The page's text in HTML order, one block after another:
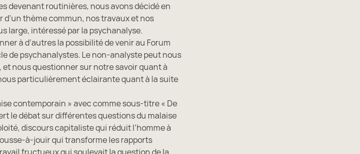
devenant routinières, nous avons décidé en
thème commun, nos travaux et nos
large, intéressé par la psychanalyse.
à d’autres la possibilité de venir au Forum
de psychanalystes. Le non-analyste peut nous
et nous questionner sur notre savoir quant à
particulièrement éclairante quant à la suite
contemporain » avec comme sous-titre « De
le débat sur différentes questions du malaise
discours capitaliste qui réduit l’homme à
à-jouir qui transforme les rapports